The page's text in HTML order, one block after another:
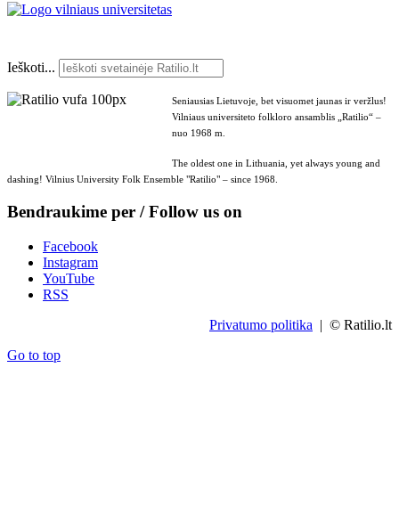
Ieškoti...
Seniausias Lietuvoje, bet visuomet jaunas ir veržlus!
Vilniaus universiteto folkloro ansamblis „Ratilio“ –
nuo 1968 m.
The oldest one in Lithuania, yet always young and
dashing! Vilnius University Folk Ensemble "Ratilio" – since 1968.
Bendraukime per / Follow us on
Facebook
Instagram
YouTube
RSS
Privatumo politika | © Ratilio.lt
Go to top